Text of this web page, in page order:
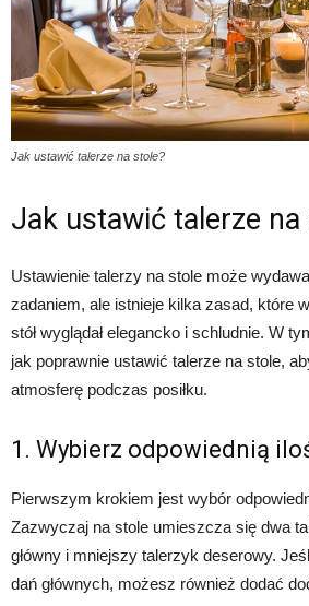
Jak ustawić talerze na stole?
Jak ustawić talerze na
Ustawienie talerzy na stole może
zadaniem, ale istnieje kilka zasad, które
stół wyglądał elegancko i schludnie. W
jak poprawnie ustawić talerze na stole,
atmosferę podczas posiłku.
1. Wybierz odpowiednią
Pierwszym krokiem jest wybór
Zazwyczaj na stole umieszcza się dwa
główny i mniejszy talerzyk deserowy.
dań głównych, możesz również dodać